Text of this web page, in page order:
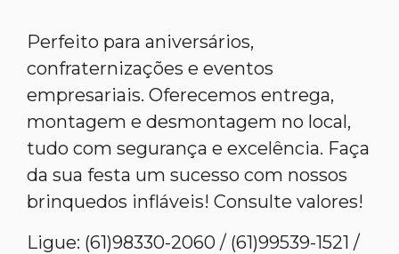
Perfeito para aniversários,
confraternizações e eventos
empresariais. Oferecemos entrega,
montagem e desmontagem no local,
tudo com segurança e excelência. Faça
da sua festa um sucesso com nossos
brinquedos infláveis! Consulte valores!
Ligue: (61)98330-2060 / (61)99539-1521 /